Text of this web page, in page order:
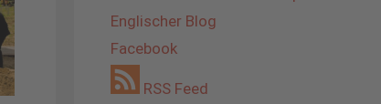
Englischer Blog
Facebook
RSS Feed